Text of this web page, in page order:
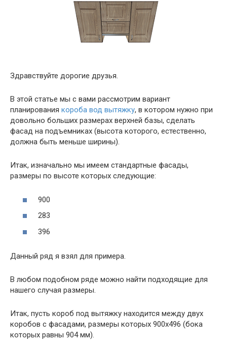
Здравствуйте дорогие друзья.
В этой статье мы с вами рассмотрим вариант
планирования короба вод вытяжку, в котором нужно при
довольно больших размерах верхней базы, сделать
фасад на подъемниках (высота которого, естественно,
должна быть меньше ширины).
Итак, изначально мы имеем стандартные фасады,
размеры по высоте которых следующие:
900
283
396
Данный ряд я взял для примера.
В любом подобном ряде можно найти подходящие для
нашего случая размеры.
Итак, пусть короб под вытяжку находится между двух
коробов с фасадами, размеры которых 900х496 (бока
которых равны 904 мм).